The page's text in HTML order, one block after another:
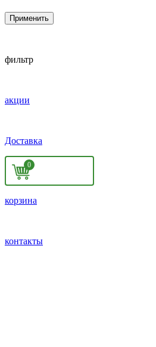
Применить
фильтр
акции
Доставка
0
корзина
контакты